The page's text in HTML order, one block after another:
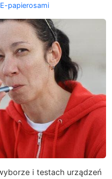
E-papierosami
i testach urządzeń